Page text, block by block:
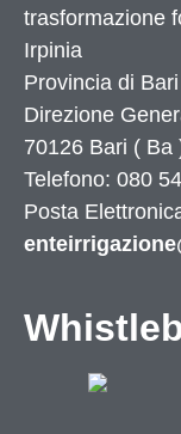
trasformazione
Irpinia
Provincia di Bari
Direzione
70126 Bari ( Ba
Telefono: 080
Posta